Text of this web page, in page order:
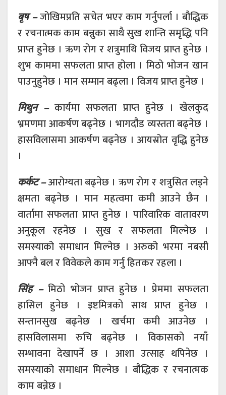
बृष –जोखिमप्रति सचेत भएर काम गर्नुपर्ला । बौद्धिक
र रचनात्मक काम बन्नुका साथै सुख शान्ति समृद्धि पनि
प्राप्त हुनेछ । ऋण रोग र शत्रुमाथि विजय प्राप्त हुनेछ ।
शुभ काममा सफलता प्राप्त होला । मिठो भोजन खान
पाउनुहुनेछ । मान सम्मान बढ्ला । विजय प्राप्त हुनेछ ।
मिथुन –कार्यमा सफलता प्राप्त हुनेछ । खेलकुद
भ्रमणमा आकर्षण बढ्नेछ । भागदौड व्यस्तता बढ्नेछ ।
हासविलासमा आकर्षण बढ्नेछ । आयस्रोत वृद्धि हुनेछ
।
कर्कट –आरोग्यता बढ्नेछ । ऋण रोग र शत्रुसित लड्ने
क्षमता बढ्नेछ । मान महत्वमा कमी आउने छैन ।
वार्तामा सफलता प्राप्त हुनेछ । पारिवारिक वातावरण
अनुकूल रहनेछ । सुख र सफलता मिल्नेछ ।
समस्याको समाधान मिल्नेछ । अरुको भरमा नबसी
आफ्नै बल र विवेकले काम गर्नु हितकर रहला ।
सिंह –मिठो भोजन प्राप्त हुनेछ । प्रेममा सफलता
हासिल हुनेछ । इष्टमित्रको साथ प्राप्त हुनेछ ।
सन्तानसुख बढ्नेछ । खर्चमा कमी आउनेछ ।
हासविलासमा रुचि बढ्नेछ । विकासको नयाँ
सम्भावना देखापर्ने छ । आशा उत्साह थपिनेछ ।
समस्याको समाधान मिल्नेछ । बौद्धिक र रचनात्मक
काम बन्नेछ ।